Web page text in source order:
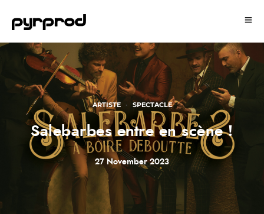
ARTISTE· SPECTACLE
Salebarbes entre en scène !
27 November 2023